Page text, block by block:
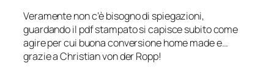
Veramente non c’è bisogno di spiegazioni,
guardando il pdf stampato si capisce subito come
agire per cui buona conversione home made e…
grazie a Christian von der Ropp!